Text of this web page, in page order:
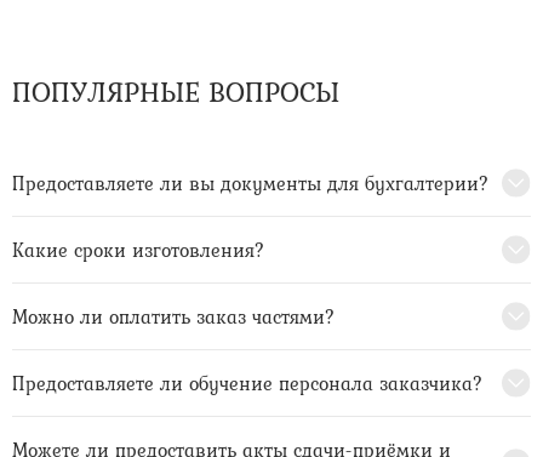
ПОПУЛЯРНЫЕ ВОПРОСЫ
Предоставляете ли вы документы для бухгалтерии?
Какие сроки изготовления?
Можно ли оплатить заказ частями?
Предоставляете ли обучение персонала заказчика?
Можете ли предоставить акты сдачи-приёмки и